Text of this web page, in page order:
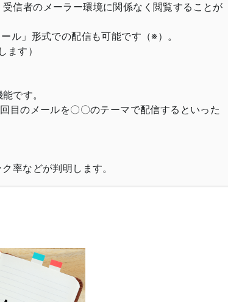
信者のメーラー環境に関係なく閲覧することが
ル」形式での配信も可能です（※）。
ます）
です。
目のメールを〇〇のテーマで配信するといった
率などが判明します。